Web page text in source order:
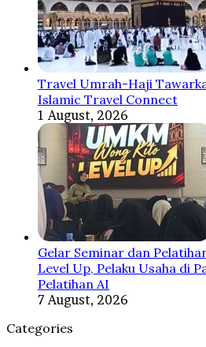
Travel Umrah-Haji
Islamic Travel Connect
1 August, 2026
Gelar Seminar dan
Level Up, Pelaku Usaha di
Pelatihan AI
7 August, 2026
Categories